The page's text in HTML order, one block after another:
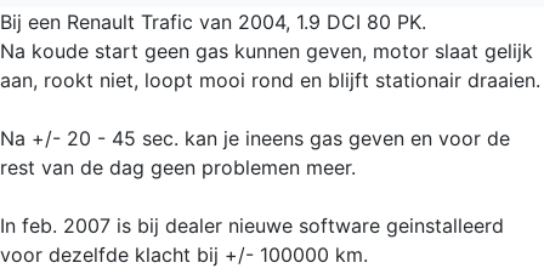
Bij een Renault Trafic van 2004, 1.9 DCI 80 PK.
Na koude start geen gas kunnen geven, motor slaat gelijk
aan, rookt niet, loopt mooi rond en blijft stationair draaien.
Na +/- 20 - 45 sec. kan je ineens gas geven en voor de
rest van de dag geen problemen meer.
In feb. 2007 is bij dealer nieuwe software geinstalleerd
voor dezelfde klacht bij +/- 100000 km.